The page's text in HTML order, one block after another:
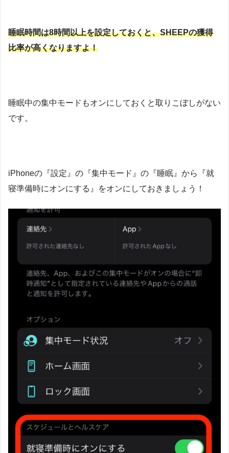
睡眠時間は8時間以上を設定しておくと、SHEEPの獲得
比率が高くなりますよ！
睡眠中の集中モードもオンにしておくと取りこぼしがない
です。
iPhoneの『設定』の『集中モード』の『睡眠』から『就
寝準備時にオンにする』をオンにしておきましょう！